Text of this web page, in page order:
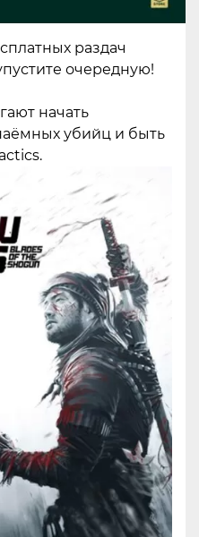
раздач
очередную!
начать
убийц и быть